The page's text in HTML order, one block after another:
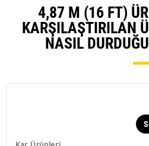
4,87 M (16 FT)
KARŞILAŞTIRILAN
NASIL